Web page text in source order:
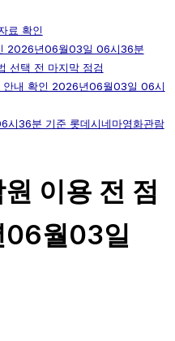
료 확인
2026년06월03일 06시36분
선택 전 마지막 점검
안내 확인 2026년06월03일 06시
36분 기준 롯데시네마영화관람
이용 전 점
06월03일